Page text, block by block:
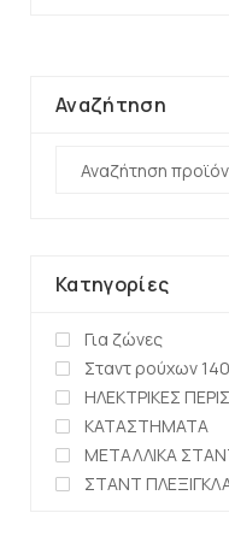
Αναζήτηση
Κατηγορίες
Για ζώνες
Σταντ ρούχων
ΗΛΕΚΤΡΙΚΕΣ
ΚΑΤΑΣΤΗΜΑΤΑ
ΜΕΤΑΛΛΙΚΑ
ΣΤΑΝΤ